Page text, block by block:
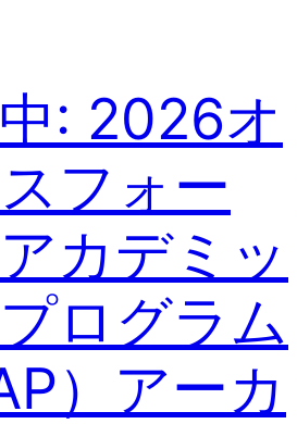
: 2026オ
フォー
カデミッ
ログラム
）アーカ